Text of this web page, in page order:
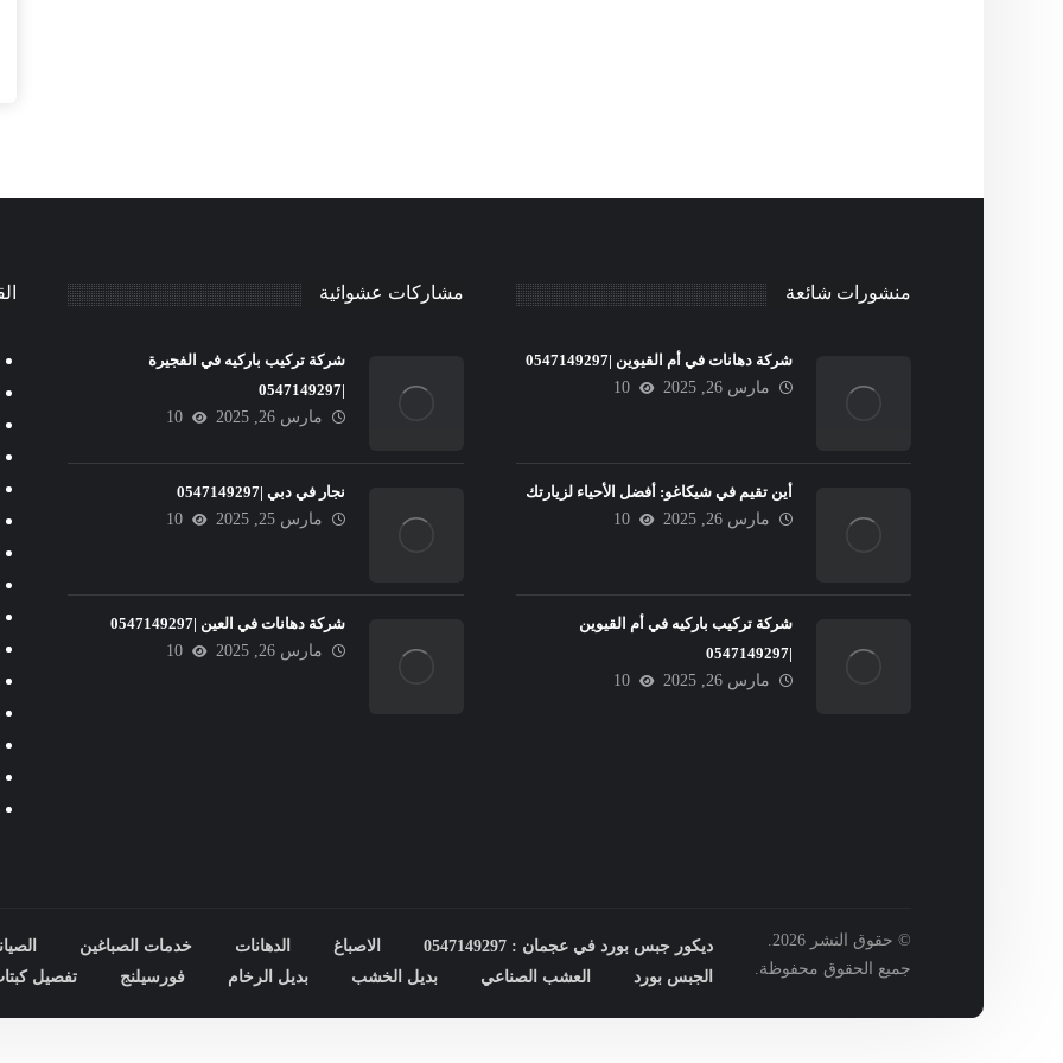
منشورات شائعة
شركة دهانات في أم القيوين |0547149297
مارس 26, 2025
10
أين تقيم في شيكاغو: أفضل الأحياء لزيارتك
مارس 26, 2025
10
شركة تركيب باركيه في أم القيوين
|0547149297
مارس 26, 2025
10
مشاركات عشوائية
شركة تركيب باركيه في الفجيرة
|0547149297
مارس 26, 2025
10
نجار في دبي |0547149297
مارس 25, 2025
10
شركة دهانات في العين |0547149297
مارس 26, 2025
10
© حقوق النشر 2026.
جميع الحقوق محفوظة.
ديكور جبس بورد في عجمان : 0547149297 الاصباغ الدهانات خدمات الصباغين
الجبس بورد
العشب الصناعي بديل الخشب بديل الرخام فورسيلنج تفصيل